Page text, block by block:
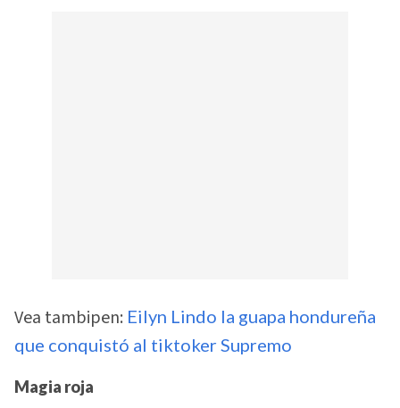
Vea tambipen: Eilyn Lindo la guapa hondureña
que conquistó al tiktoker Supremo
Magia roja